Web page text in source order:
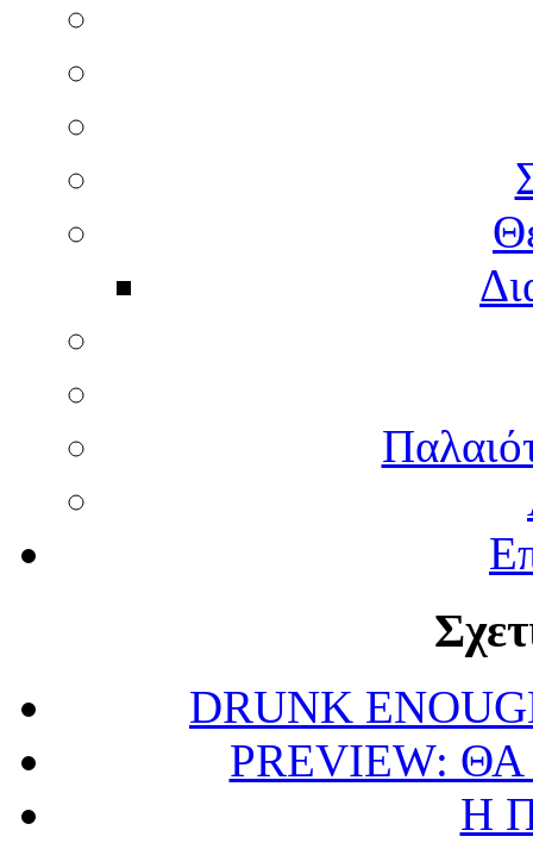
DRUNK
PREVIEW:
Η